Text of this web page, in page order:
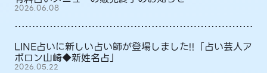
2026.06.08
LINE占いに新しい占い師が登場しました!!「占い芸人ア
ポロン山崎◆新姓名占」
2026.05.22